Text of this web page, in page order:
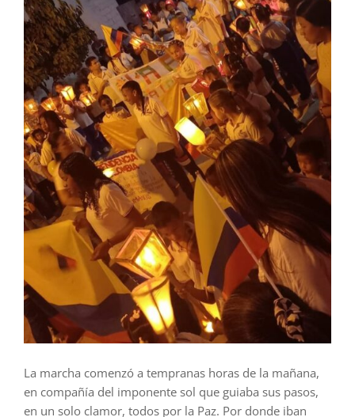
La marcha comenzó a tempranas horas de la mañana,
en compañía del imponente sol que guiaba sus pasos,
en un solo clamor, todos por la Paz. Por donde iban